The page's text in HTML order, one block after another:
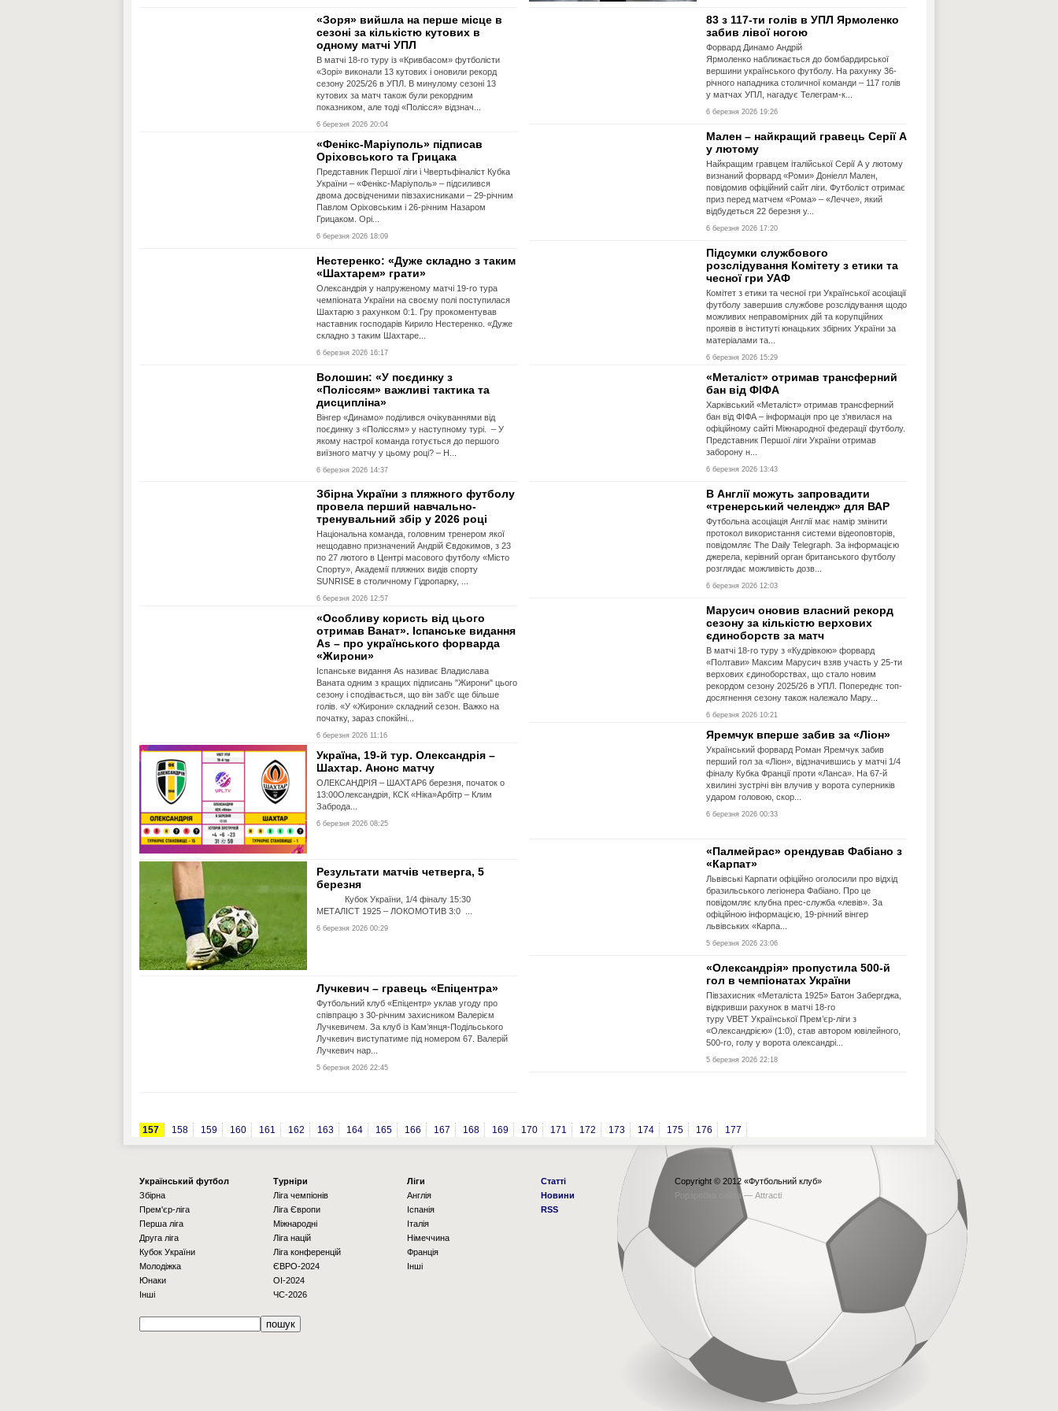
«Зоря» вийшла на перше місце в
сезоні за кількістю кутових в
одному матчі УПЛ
В матчі 18-го туру із «Кривбасом» футболісти
«Зорі» виконали 13 кутових і оновили рекорд
сезону 2025/26 в УПЛ. В минулому сезоні 13
кутових за матч також були рекордним
показником, але тоді «Полісся» відзнач...
6 березня 2026 20:04
«Фенікс-Маріуполь» підписав
Оріховського та Грицака
Представник Першої ліги і Чвертьфіналіст Кубка
України – «Фенікс-Маріуполь» – підсилився
двома досвідченими півзахисниками – 29-річним
Павлом Оріховським і 26-річним Назаром
Грицаком. Орі...
6 березня 2026 18:09
Нестеренко: «Дуже складно з таким
«Шахтарем» грати»
Олександрія у напруженому матчі 19-го тура
чемпіоната України на своєму полі поступилася
Шахтарю з рахунком 0:1. Гру прокоментував
наставник господарів Кирило Нестеренко. «Дуже
складно з таким Шахтаре...
6 березня 2026 16:17
Волошин: «У поєдинку з
«Поліссям» важливі тактика та
дисципліна»
Вінгер «Динамо» поділився очікуваннями від
поєдинку з «Поліссям» у наступному турі. – У
якому настрої команда готується до першого
виїзного матчу у цьому році? – Н...
6 березня 2026 14:37
Збірна України з пляжного футболу
провела перший навчально-
тренувальний збір у 2026 році
Національна команда, головним тренером якої
нещодавно призначений Андрій Євдокимов, з 23
по 27 лютого в Центрі масового футболу «Місто
Спорту», Академії пляжних видів спорту
SUNRISE в столичному Гідропарку, ...
6 березня 2026 12:57
«Особливу користь від цього
отримав Ванат». Іспанське видання
As – про українського форварда
«Жирони»
Іспанське видання As називає Владислава
Ваната одним з кращих підписань "Жирони" цього
сезону і сподівається, що він заб'є ще більше
голів. «У «Жирони» складний сезон. Важко на
початку, зараз спокійні...
6 березня 2026 11:16
Україна, 19-й тур. Олександрія –
Шахтар. Анонс матчу
ОЛЕКСАНДРІЯ – ШАХТАР6 березня, початок о
13:00Олександрія, КСК «Ніка»Арбітр – Клим
Заброда...
6 березня 2026 08:25
Результати матчів четверга, 5
березня
Кубок України, 1/4 фіналу 15:30
МЕТАЛІСТ 1925 – ЛОКОМОТИВ 3:0 ...
6 березня 2026 00:29
Лучкевич – гравець «Епіцентра»
Футбольний клуб «Епіцентр» уклав угоду про
співпрацю з 30-річним захисником Валерієм
Лучкевичем. За клуб із Кам’янця-Подільського
Лучкевич виступатиме під номером 67. Валерій
Лучкевич нар...
5 березня 2026 22:45
83 з 117-ти голів в УПЛ Ярмоленко
забив лівої ногою
Форвард Динамо Андрій
Ярмоленко наближається до бомбардирської
вершини українського футболу. На рахунку 36-
річного нападника столичної команди – 117 голів
у матчах УПЛ, нагадує Телеграм-к...
6 березня 2026 19:26
Мален – найкращий гравець Серії А
у лютому
Найкращим гравцем італійської Серії А у лютому
визнаний форвард «Роми» Доніелл Мален,
повідомив офіційний сайт ліги. Футболіст отримає
приз перед матчем «Рома» – «Лечче», який
відбудеться 22 березня у...
6 березня 2026 17:20
Підсумки службового
розслідування Комітету з етики та
чесної гри УАФ
Комітет з етики та чесної гри Української асоціації
футболу завершив службове розслідування щодо
можливих неправомірних дій та корупційних
проявів в інституті юнацьких збірних України за
матеріалами та...
6 березня 2026 15:29
«Металіст» отримав трансферний
бан від ФІФА
Харківський «Металіст» отримав трансферний
бан від ФІФА – інформація про це з'явилася на
офіційному сайті Міжнародної федерації футболу.
Представник Першої ліги України отримав
заборону н...
6 березня 2026 13:43
В Англії можуть запровадити
«тренерський челендж» для ВАР
Футбольна асоціація Англії має намір змінити
протокол використання системи відеоповторів,
повідомляє The Daily Telegraph. За інформацією
джерела, керівний орган британського футболу
розглядає можливість дозв...
6 березня 2026 12:03
Марусич оновив власний рекорд
сезону за кількістю верхових
єдиноборств за матч
В матчі 18-го туру з «Кудрівкою» форвард
«Полтави» Максим Марусич взяв участь у 25-ти
верхових єдиноборствах, що стало новим
рекордом сезону 2025/26 в УПЛ. Попереднє топ-
досягнення сезону також належало Мару...
6 березня 2026 10:21
Яремчук вперше забив за «Ліон»
Український форвард Роман Яремчук забив
перший гол за «Ліон», відзначившись у матчі 1/4
фіналу Кубка Франції проти «Ланса». На 67-й
хвилині зустрічі він влучив у ворота суперників
ударом головою, скор...
6 березня 2026 00:33
«Палмейрас» орендував Фабіано з
«Карпат»
Львівські Карпати офіційно оголосили про відхід
бразильського легіонера Фабіано. Про це
повідомляє клубна прес-служба «левів». За
офіційною інформацією, 19-річний вінгер
львівських «Карпа...
5 березня 2026 23:06
«Олександрія» пропустила 500-й
гол в чемпіонатах України
Півзахисник «Металіста 1925» Батон Забергджа,
відкривши рахунок в матчі 18-го
туру VBET Української Прем’єр-ліги з
«Олександрією» (1:0), став автором ювілейного,
500-го, голу у ворота олександрі...
5 березня 2026 22:18
157 158 159 160 161 162 163 164 165 166 167 168 169 170 171 172 173 174 175 176 177
Українcький футбол
Збірна
Прем'єр-ліга
Перша ліга
Друга ліга
Кубок України
Молодіжка
Юнаки
Інші
Турніри
Ліга чемпіонів
Ліга Європи
Міжнародні
Ліга націй
Ліга конференцій
ЄВРО-2024
OI-2024
ЧС-2026
Ліги
Англія
Іспанія
Італія
Німеччина
Франція
Інші
Статті
Новини
RSS
Copyright © 2012 «Футбольний клуб»
Рорзробка сайта — Attracti